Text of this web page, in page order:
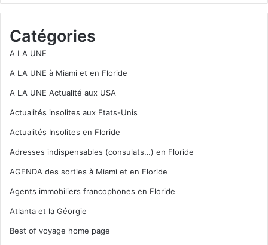
Catégories
A LA UNE
A LA UNE à Miami et en Floride
A LA UNE Actualité aux USA
Actualités insolites aux Etats-Unis
Actualités Insolites en Floride
Adresses indispensables (consulats…) en Floride
AGENDA des sorties à Miami et en Floride
Agents immobiliers francophones en Floride
Atlanta et la Géorgie
Best of voyage home page